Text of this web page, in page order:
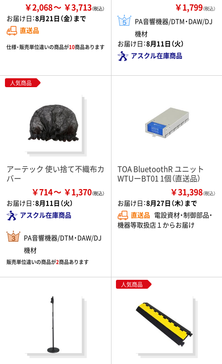
￥2,068 ￥3,713
お届け日：8月21日（金）まで
直送品
仕様・販売単位違いの商品が10商品あります
￥1,799（税込）
PA音響機器/DTM・DAW/DJ
機材
お届け日：8月11日（火）
アスクル在庫商品
人気商品
アーテック 使い捨て不織布カ
バー
￥714 ￥1,370
お届け日：8月11日（火）
アスクル在庫商品
PA音響機器/DTM・DAW/DJ
機材
販売単位違いの商品が2商品あります
TOA BluetoothR ユニット
WTUーBT01 1個（直送品）
￥31,398（税込）
お届け日：8月27日（木）まで
直送品 電設資材・制御部品・
機器等取扱店１からお届け
人気商品